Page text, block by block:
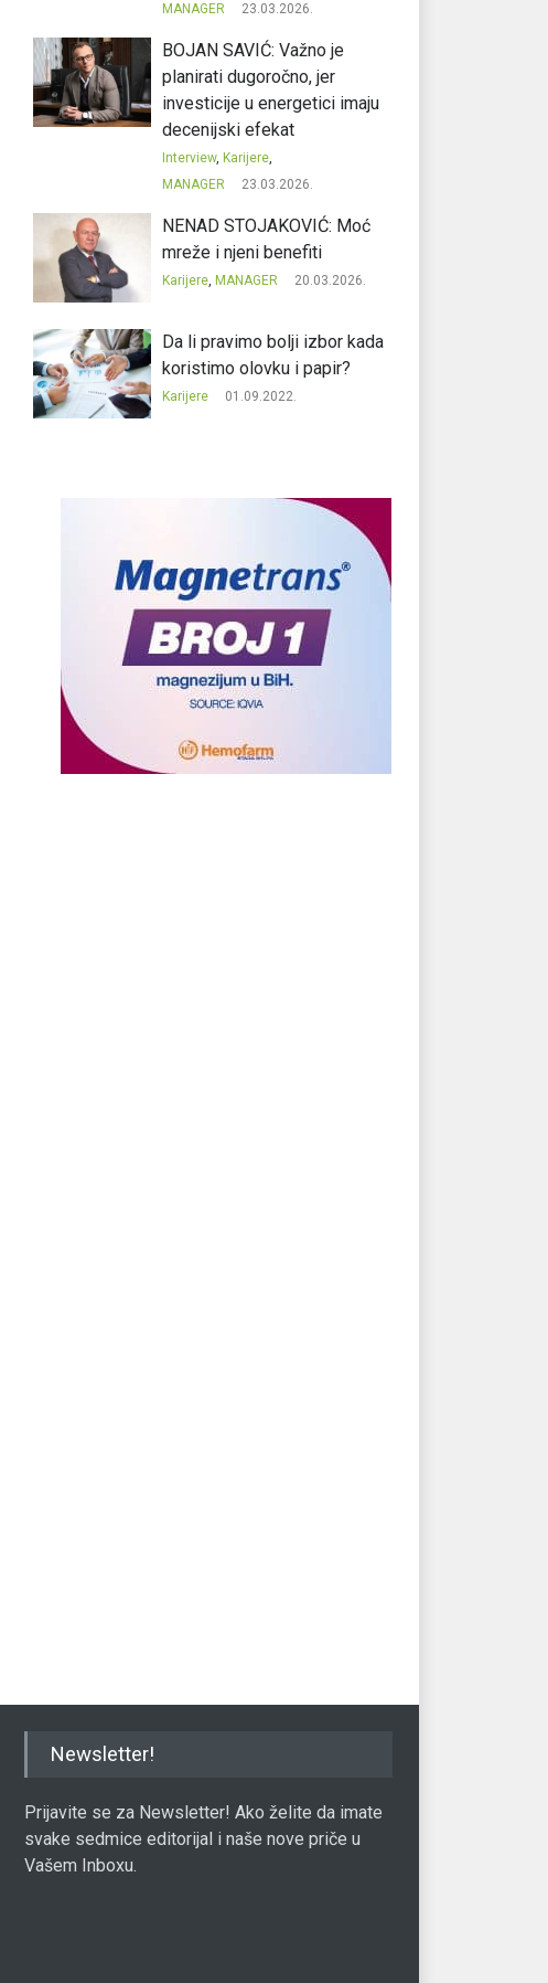
MANAGER
23.03.2026.
BOJAN SAVIĆ: Važno je
planirati dugoročno, jer
investicije u energetici imaju
decenijski efekat
Interview, Karijere,
MANAGER
23.03.2026.
NENAD STOJAKOVIĆ: Moć
mreže i njeni benefiti
Karijere, MANAGER 20.03.2026.
Da li pravimo bolji izbor kada
koristimo olovku i papir?
Karijere 01.09.2022.
Newsletter!
Prijavite se za Newsletter! Ako želite da imate
svake sedmice editorijal i naše nove priče u
Vašem Inboxu.